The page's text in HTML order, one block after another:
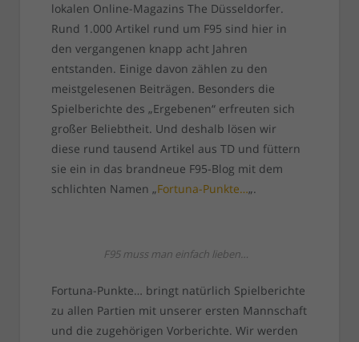
lokalen Online-Magazins The Düsseldorfer.
Rund 1.000 Artikel rund um F95 sind hier in
den vergangenen knapp acht Jahren
entstanden. Einige davon zählen zu den
meistgelesenen Beiträgen. Besonders die
Spielberichte des „Ergebenen“ erfreuten sich
großer Beliebtheit. Und deshalb lösen wir
diese rund tausend Artikel aus TD und füttern
sie ein in das brandneue F95-Blog mit dem
schlichten Namen „Fortuna-Punkte…„.
F95 muss man einfach lieben…
Fortuna-Punkte… bringt natürlich Spielberichte
zu allen Partien mit unserer ersten Mannschaft
und die zugehörigen Vorberichte. Wir werden